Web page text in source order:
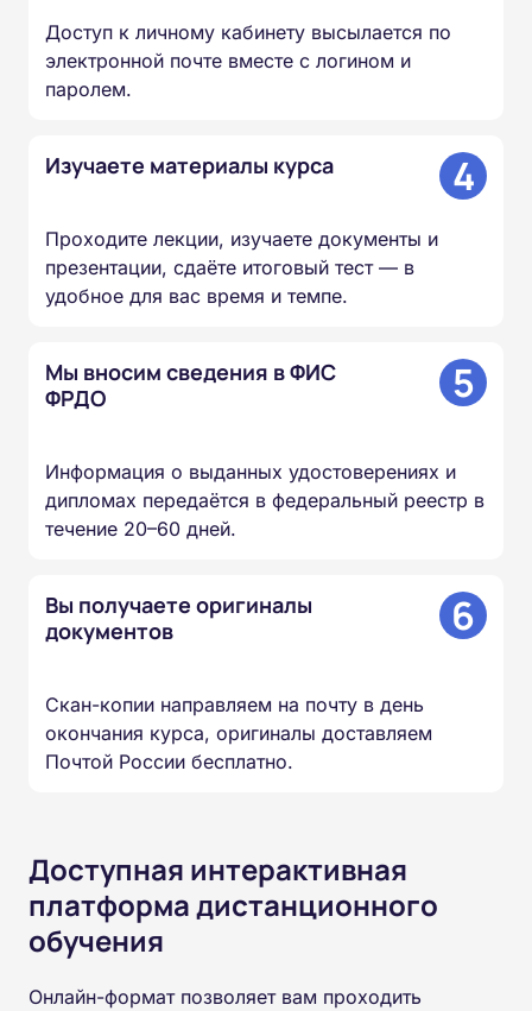
Доступ к личному кабинету высылается по
электронной почте вместе с логином и
паролем.
Изучаете материалы курса 4
Проходите лекции, изучаете документы и
презентации, сдаёте итоговый тест — в
удобное для вас время и темпе.
Мы вносим сведения в ФИС
ФРДО
5
Информация о выданных удостоверениях и
дипломах передаётся в федеральный реестр в
течение 20–60 дней.
Вы получаете оригиналы
документов
6
Скан-копии направляем на почту в день
окончания курса, оригиналы доставляем
Почтой России бесплатно.
Доступная интерактивная
платформа дистанционного
обучения
Онлайн-формат позволяет вам проходить